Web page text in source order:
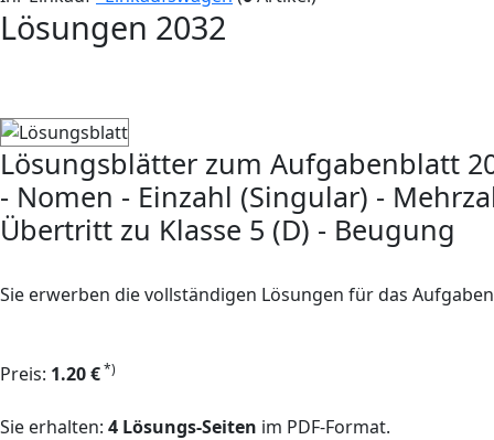
Lösungen 2032
Lösungsblätter zum Aufgabenblatt
- Nomen - Einzahl (Singular) -
Übertritt zu Klasse 5 (D) - Beugung
Sie erwerben die vollständigen Lösungen für das
Preis: 1.20 €*)
Sie erhalten: 4 Lösungs-Seiten im PDF-Format.